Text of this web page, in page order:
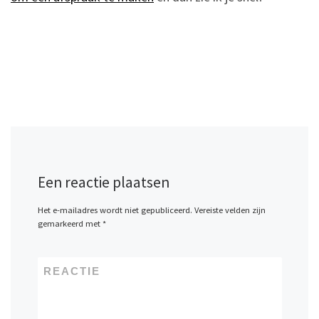
Een reactie plaatsen
Het e-mailadres wordt niet gepubliceerd. Vereiste velden zijn
gemarkeerd met *
REACTIE